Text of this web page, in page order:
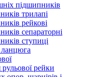
підшипників
трилапі
рейкові
сепараторні
ступиці
ланцюга
рейки